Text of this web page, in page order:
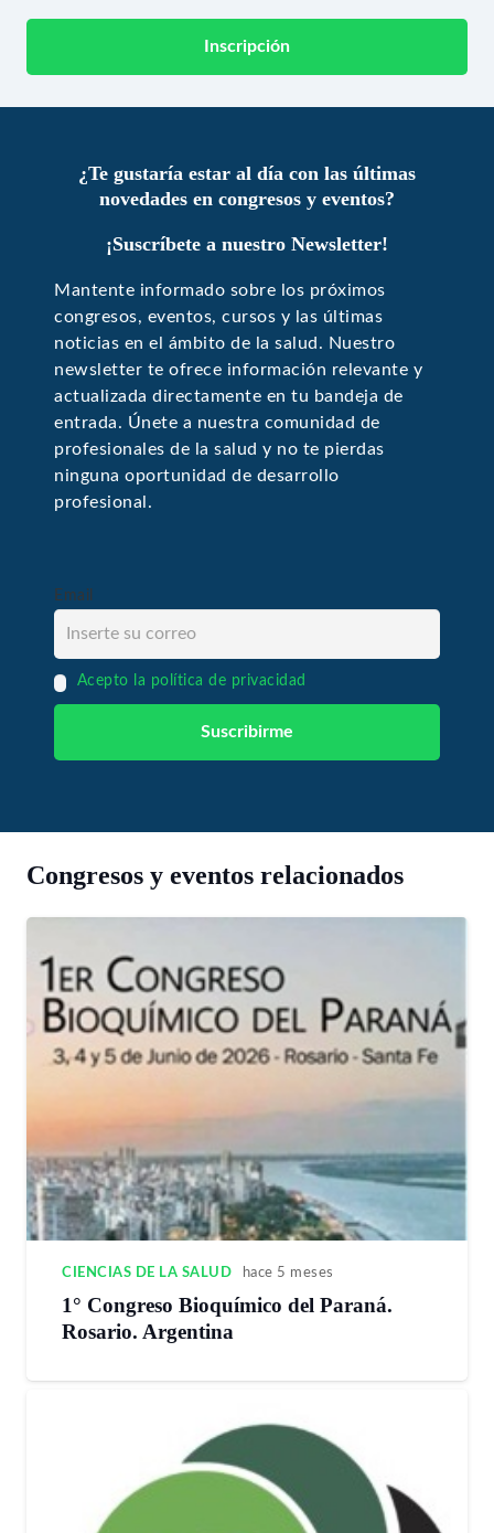
Inscripción
¿Te gustaría estar al día con las últimas
novedades en congresos y eventos?
¡Suscríbete a nuestro Newsletter!
Mantente informado sobre los próximos
congresos, eventos, cursos y las últimas
noticias en el ámbito de la salud. Nuestro
newsletter te ofrece información relevante y
actualizada directamente en tu bandeja de
entrada. Únete a nuestra comunidad de
profesionales de la salud y no te pierdas
ninguna oportunidad de desarrollo
profesional.
Email
Acepto la política de privacidad
Congresos y eventos relacionados
CIENCIAS DE LA SALUD hace 5 meses
1° Congreso Bioquímico del Paraná.
Rosario. Argentina